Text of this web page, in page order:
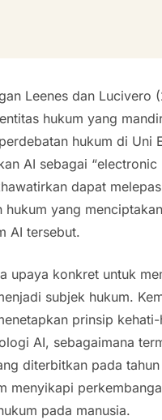
Leenes dan Lucivero
hukum yang
hukum di Uni
AI sebagai “electronic
dapat
yang
AI tersebut.
upaya konkret untuk
subjek hukum.
prinsip
AI, sebagaimana
diterbitkan pada
menyikapi
pada manusia.